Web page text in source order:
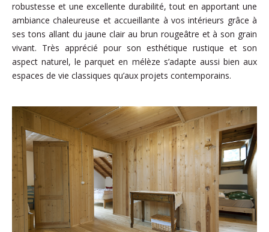
robustesse et une excellente durabilité, tout en apportant une
ambiance chaleureuse et accueillante à vos intérieurs grâce à
ses tons allant du jaune clair au brun rougeâtre et à son grain
vivant. Très apprécié pour son esthétique rustique et son
aspect naturel, le parquet en mélèze s’adapte aussi bien aux
espaces de vie classiques qu’aux projets contemporains.